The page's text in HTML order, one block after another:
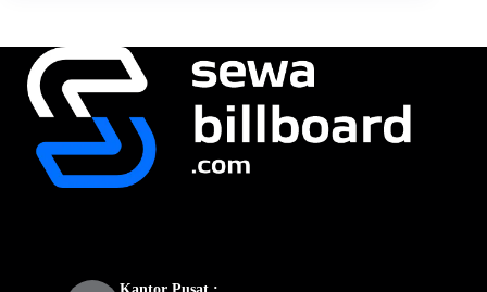
Kantor Pusat :